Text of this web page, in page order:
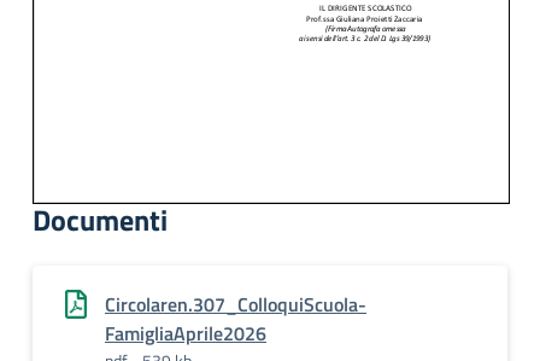
Documenti
Circolaren.307_ColloquiScuola-
FamigliaAprile2026